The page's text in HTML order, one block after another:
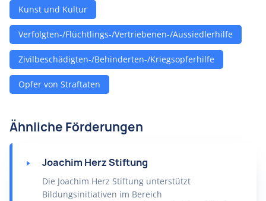
Kunst und Kultur
Verfolgten-/Flüchtlings-/Vertriebenen-/Aussiedlerhilfe
Zivilbeschädigten-/Behinderten-/Kriegsopferhilfe
Opfer von Straftaten
Ähnliche Förderungen
Joachim Herz Stiftung
Die Joachim Herz Stiftung unterstützt
Bildungsinitiativen im Bereich